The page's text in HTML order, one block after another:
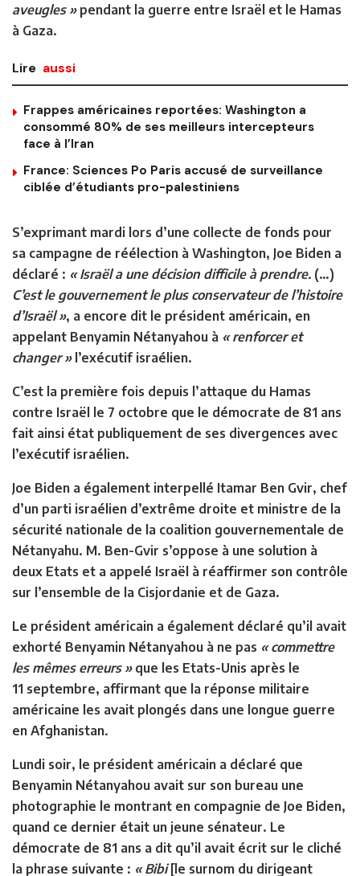
aveugles »pendant la guerre entre Israël et le Hamas
à Gaza.
Lire aussi
Frappes américaines reportées: Washington a
consommé 80% de ses meilleurs intercepteurs
face à l’Iran
France: Sciences Po Paris accusé de surveillance
ciblée d’étudiants pro-palestiniens
S’exprimant mardi lors d’une collecte de fonds pour
sa campagne de réélection à Washington, Joe Biden a
déclaré : « Israël a une décision difficile à prendre. (…)
C’est le gouvernement le plus conservateur de l’histoire
d’Israël », a encore dit le président américain, en
appelant Benyamin Nétanyahou à « renforcer et
changer »l’exécutif israélien.
C’est la première fois depuis l’attaque du Hamas
contre Israël le 7 octobre que le démocrate de 81 ans
fait ainsi état publiquement de ses divergences avec
l’exécutif israélien.
Joe Biden a également interpellé Itamar Ben Gvir, chef
d’un parti israélien d’extrême droite et ministre de la
sécurité nationale de la coalition gouvernementale de
Nétanyahu. M. Ben-Gvir s’oppose à une solution à
deux Etats et a appelé Israël à réaffirmer son contrôle
sur l’ensemble de la Cisjordanie et de Gaza.
Le président américain a également déclaré qu’il avait
exhorté Benyamin Nétanyahou à ne pas « commettre
les mêmes erreurs »que les Etats-Unis après le
11 septembre, affirmant que la réponse militaire
américaine les avait plongés dans une longue guerre
en Afghanistan.
Lundi soir, le président américain a déclaré que
Benyamin Nétanyahou avait sur son bureau une
photographie le montrant en compagnie de Joe Biden,
quand ce dernier était un jeune sénateur. Le
démocrate de 81 ans a dit qu’il avait écrit sur le cliché
la phrase suivante : « Bibi[le surnom du dirigeant